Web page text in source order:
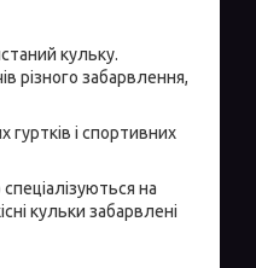
кульку.
різного забарвлення,
і спортивних
на
кульки забарвлені